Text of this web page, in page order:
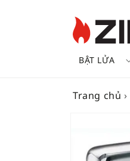
BẬT LỬA
Trang chủ ›